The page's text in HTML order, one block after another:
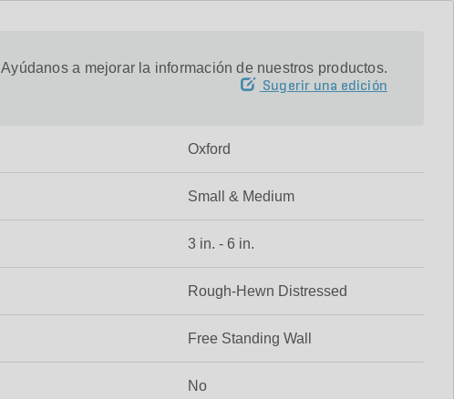
Ayúdanos a mejorar la información de nuestros productos.
Sugerir una edición
Oxford
Small & Medium
3 in. - 6 in.
Rough-Hewn Distressed
Free Standing Wall
No